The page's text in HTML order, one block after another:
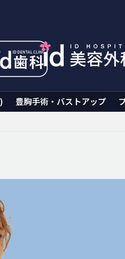
豊胸手術・バストアップ